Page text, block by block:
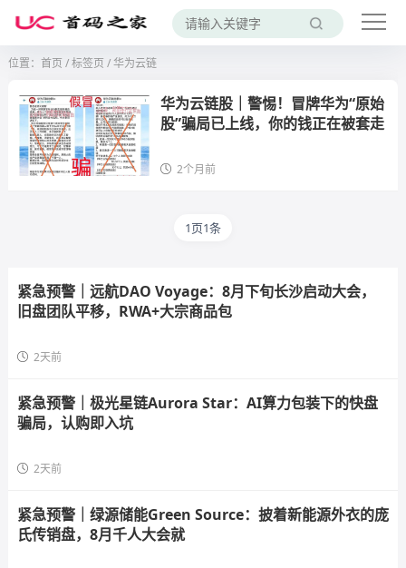
位置： 首页 /标签页 / 华为云链
华为云链股｜警惕！冒牌华为“原始
股”骗局已上线，你的钱正在被套走
2个月前
1页1条
紧急预警｜远航DAO Voyage：8月下旬长沙启动大会，
旧盘团队平移，RWA+大宗商品包
2天前
紧急预警｜极光星链Aurora Star：AI算力包装下的快盘
骗局，认购即入坑
2天前
紧急预警｜绿源储能Green Source：披着新能源外衣的庞
氏传销盘，8月千人大会就